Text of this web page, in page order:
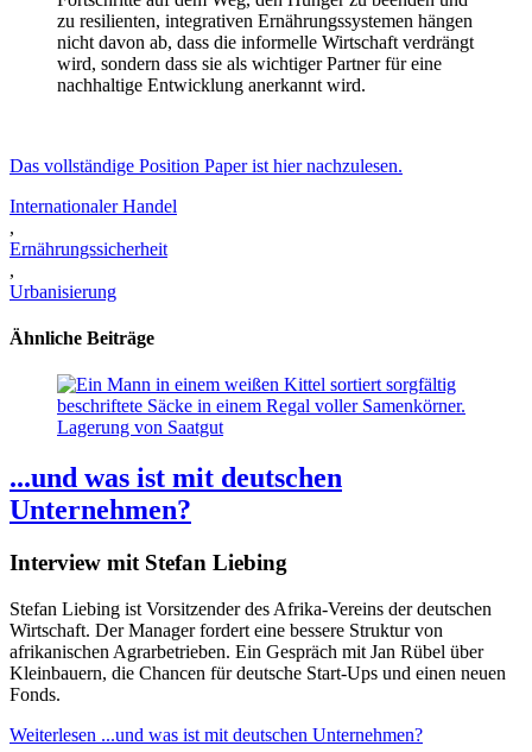
zu resilienten, integrativen Ernährungssystemen hängen
nicht davon ab, dass die informelle Wirtschaft verdrängt
wird, sondern dass sie als wichtiger Partner für eine
nachhaltige Entwicklung anerkannt wird.
Das vollständige Position Paper ist hier nachzulesen.
Internationaler Handel
,
Ernährungssicherheit
,
Urbanisierung
Ähnliche Beiträge
Lagerung von Saatgut
...und was ist mit deutschen
Unternehmen?
Interview mit Stefan Liebing
Stefan Liebing ist Vorsitzender des Afrika-Vereins der deutschen
Wirtschaft. Der Manager fordert eine bessere Struktur von
afrikanischen Agrarbetrieben. Ein Gespräch mit Jan Rübel über
Kleinbauern, die Chancen für deutsche Start-Ups und einen neuen
Fonds.
Weiterlesen ...und was ist mit deutschen Unternehmen?